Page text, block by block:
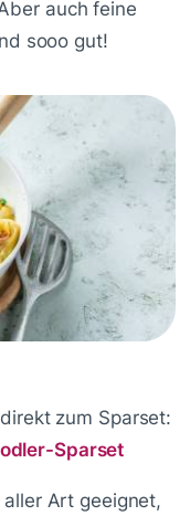
auch feine
sooo gut!
zum Sparset:
Sparset
Art geeignet,